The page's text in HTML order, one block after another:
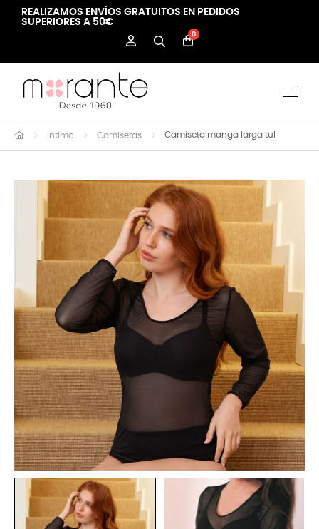
REALIZAMOS ENVÍOS GRATUITOS EN PEDIDOS
SUPERIORES A 50€
0
☰
Intimo Camisetas Camiseta manga larga tul